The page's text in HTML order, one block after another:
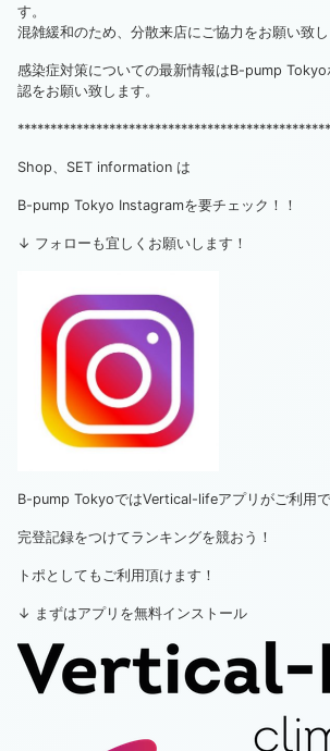
す。
混雑緩和のため、分散来店にご協力をお願い致し
感染症対策についての最新情報はB-pump
認をお願い致します。
Shop、SET information は
B-pump Tokyo Instagramを要チェック！！
↓ フォローも宜しくお願いします！
B-pump TokyoではVertical-lifeアプリがご利用で
完登記録をつけてランキングを競おう！
トポとしてもご利用頂けます！
↓ まずはアプリを無料インストール